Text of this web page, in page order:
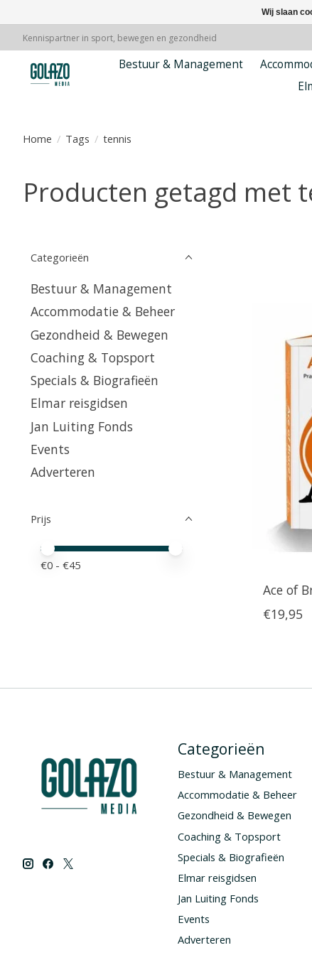
Kennispartner in sport, bewegen en gezondheid
Bestuur & Management
Home / Tags / tennis
Producten getagd met
Categorieën
Bestuur & Management
Accommodatie & Beheer
Gezondheid & Bewegen
Coaching & Topsport
Specials & Biografieën
Elmar reisgidsen
Jan Luiting Fonds
Events
Adverteren
Prijs
Minimale prijswaarde
Price maximum value
€0 - €45
Ace of
€19,95
Categorieën
Bestuur & Management
Accommodatie & Beheer
Gezondheid & Bewegen
Coaching & Topsport
Specials & Biografieën
Elmar reisgidsen
Jan Luiting Fonds
Events
Adverteren
Wij slaan